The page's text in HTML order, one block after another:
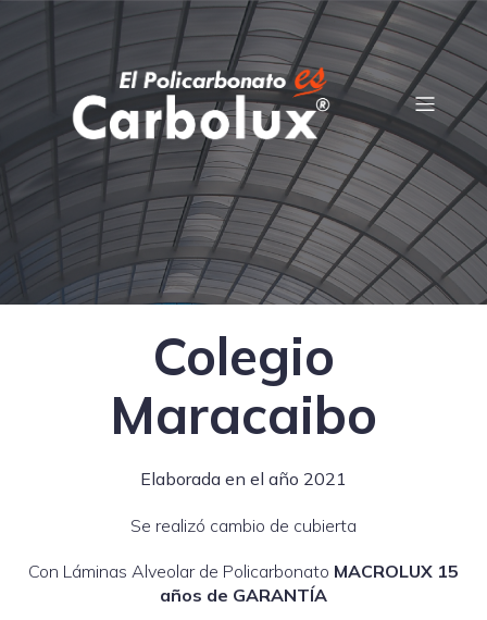
Colegio
Maracaibo
Elaborada en el año 2021
Se realizó cambio de cubierta
Con Láminas Alveolar de Policarbonato MACROLUX 15
años de GARANTÍA